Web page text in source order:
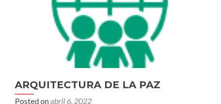
ARQUITECTURA DE LA PAZ
Posted onabril 6, 2022